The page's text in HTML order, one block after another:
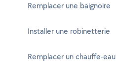
Remplacer une baignoire
Installer une robinetterie
Remplacer un chauffe-eau